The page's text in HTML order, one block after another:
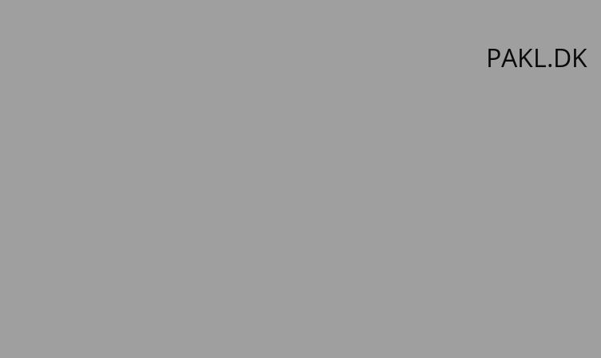
PAKL.DK